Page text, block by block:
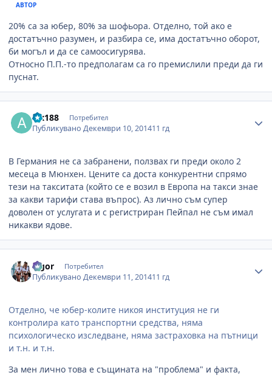
АВТОР
20% са за юбер, 80% за шофьора. Отделно, той ако е
достатъчно разумен, и разбира се, има достатъчно оборот,
би могъл и да се самоосигурява.
Относно П.П.-то предполагам са го премислили преди да ги
пуснат.
alx188 Потребител
ПубликуваноДекември 10, 201411 гд
В Германия не са забранени, ползвах ги преди около 2
месеца в Мюнхен. Цените са доста конкурентни спрямо
тези на такситата (който се е возил в Европа на такси знае
за какви тарифи става въпрос). Аз лично съм супер
доволен от услугата и с регистриран Пейпал не съм имал
никакви ядове.
algor Потребител
ПубликуваноДекември 11, 201411 гд
Отделно, че юбер-колите никоя институция не ги
контролира като транспортни средства, няма
психологическо изследване, няма застраховка на пътници
и т.н. и т.н.
За мен лично това е същината на "проблема" и факта,